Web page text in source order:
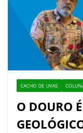
CACHO DE UVAS
O DOURO